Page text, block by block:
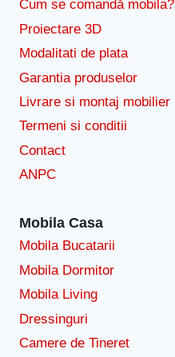
Cum se comandă mobila?
Proiectare 3D
Modalitati de plata
Garantia produselor
Livrare si montaj mobilier
Termeni si conditii
Contact
ANPC
Mobila Casa
Mobila Bucatarii
Mobila Dormitor
Mobila Living
Dressinguri
Camere de Tineret